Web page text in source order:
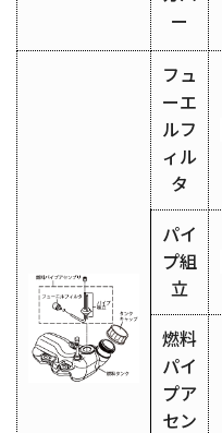
ー
フュ
ーエ
ルフ
ィル
タ
パイ
プ組
立
燃料
パイ
プア
セン